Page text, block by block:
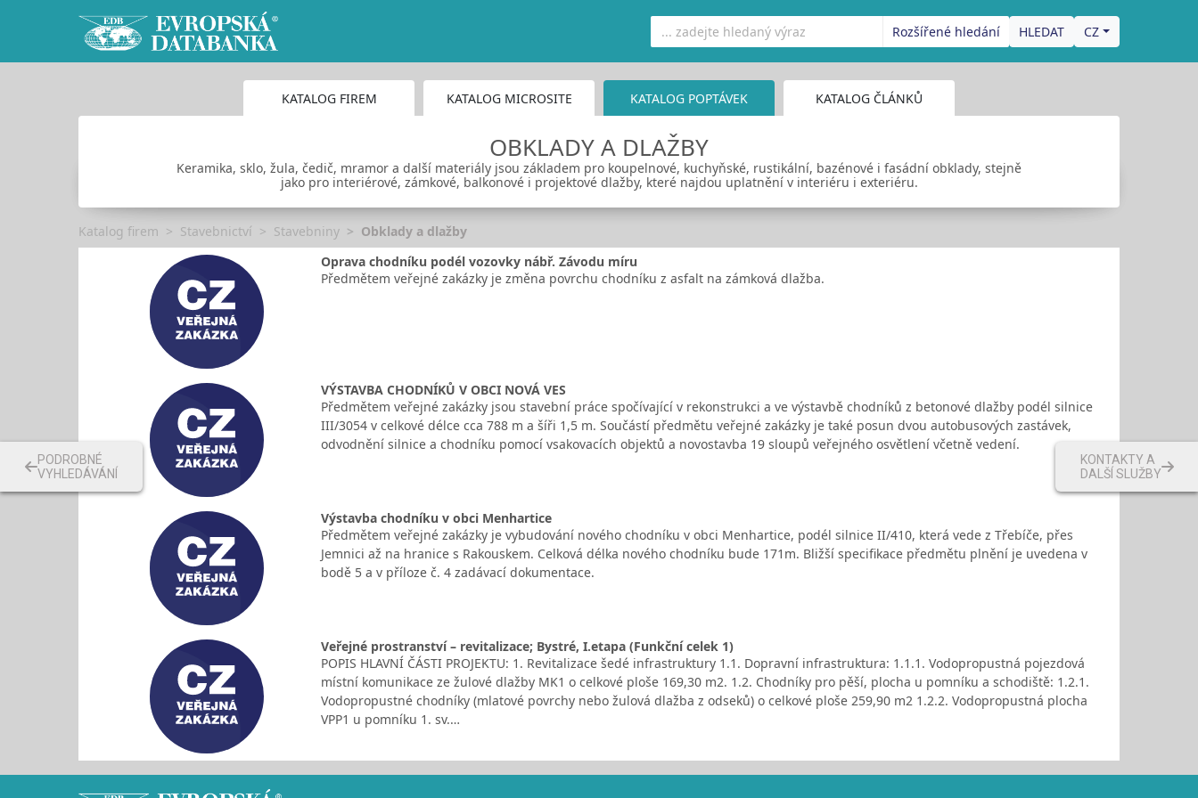
Rozšířené hledání CZ
KATALOG FIREM KATALOG MICROSITE KATALOG POPTÁVEK KATALOG ČLÁNKŮ
OBKLADY A DLAŽBY
Keramika, sklo, žula, čedič, mramor a další materiály jsou základem pro koupelnové, kuchyňské, rustikální, bazénové i fasádní obklady, stejně
jako pro interiérové, zámkové, balkonové i projektové dlažby, které najdou uplatnění v interiéru i exteriéru.
Katalog firem Stavebnictví Stavebniny
Obklady a dlažby
Oprava chodníku podél vozovky nábř. Závodu míru
Předmětem veřejné zakázky je změna povrchu chodníku z asfalt na zámková dlažba.
VÝSTAVBA CHODNÍKŮ V OBCI NOVÁ VES
Předmětem veřejné zakázky jsou stavební práce spočívající v rekonstrukci a ve výstavbě chodníků z betonové dlažby podél silnice
III/3054 v celkové délce cca 788 m a šíři 1,5 m. Součástí předmětu veřejné zakázky je také posun dvou autobusových zastávek,
odvodnění silnice a chodníku pomocí vsakovacích objektů a novostavba 19 sloupů veřejného osvětlení včetně vedení.
Výstavba chodníku v obci Menhartice
Předmětem veřejné zakázky je vybudování nového chodníku v obci Menhartice, podél silnice II/410, která vede z Třebíče, přes
Jemnici až na hranice s Rakouskem. Celková délka nového chodníku bude 171m. Bližší specifikace předmětu plnění je uvedena v
bodě 5 a v příloze č. 4 zadávací dokumentace.
Veřejné prostranství – revitalizace; Bystré, I.etapa (Funkční celek 1)
POPIS HLAVNÍ ČÁSTI PROJEKTU: 1. Revitalizace šedé infrastruktury 1.1. Dopravní infrastruktura: 1.1.1. Vodopropustná pojezdová
místní komunikace ze žulové dlažby MK1 o celkové ploše 169,30 m2. 1.2. Chodníky pro pěší, plocha u pomníku a schodiště: 1.2.1.
Vodopropustné chodníky (mlatové povrchy nebo žulová dlažba z odseků) o celkové ploše 259,90 m2 1.2.2. Vodopropustná plocha
VPP1 u pomníku 1. sv.…
KONTAKTY A
DALŠÍ SLUŽBY
PODROBNÉ
VYHLEDÁVÁNÍ